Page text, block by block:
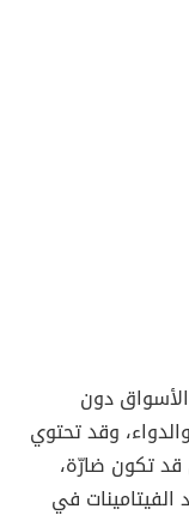
دون
وقد تحتوي
تكون ضارّة،
في